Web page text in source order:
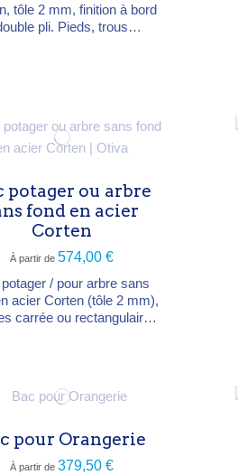
tôle 2 mm, finition à bord
pli. Pieds, trous
potager ou arbre
fond en acier
Corten
À partir de574,00 €
/ pour arbre sans
acier Corten (tôle 2 mm),
carrée ou rectangulaire.
cm à 200×100×H60
Livré non oxydé (l'acier
mesure possible.
pour Orangerie
À partir de379,50 €